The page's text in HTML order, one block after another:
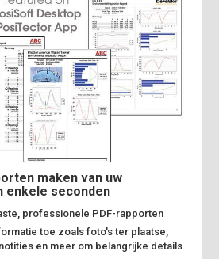
maken van uw
enkele seconden
professionele PDF-rapporten
toe zoals foto's ter plaatse,
en meer om belangrijke details